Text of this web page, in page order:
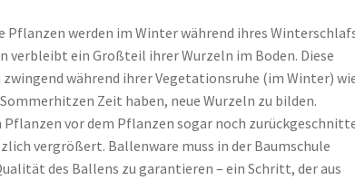
Pflanzen werden im Winter während ihres
verbleibt ein Großteil ihrer Wurzeln im Boden. Diese
während ihrer Vegetationsruhe (im Winter)
Zeit haben, neue Wurzeln zu bilden.
vor dem Pflanzen sogar noch
vergrößert. Ballenware muss in der Baumschule
des Ballens zu garantieren – ein Schritt, der aus